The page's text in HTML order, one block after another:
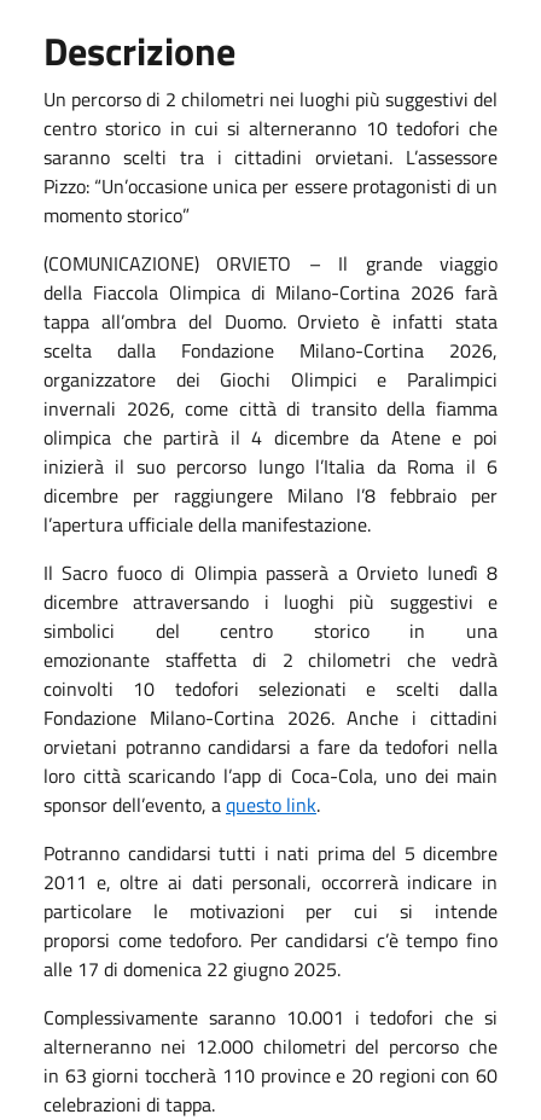
Descrizione
Un percorso di 2 chilometri nei luoghi più suggestivi del
centro storico in cui si alterneranno 10 tedofori che
saranno scelti tra i cittadini orvietani. L’assessore
Pizzo: “Un’occasione unica per essere protagonisti di un
momento storico”
(COMUNICAZIONE) ORVIETO – Il grande viaggio
della Fiaccola Olimpica di Milano-Cortina 2026 farà
tappa all’ombra del Duomo. Orvieto è infatti stata
scelta dalla Fondazione Milano-Cortina 2026,
organizzatore dei Giochi Olimpici e Paralimpici
invernali 2026, come città di transito della fiamma
olimpica che partirà il 4 dicembre da Atene e poi
inizierà il suo percorso lungo l’Italia da Roma il 6
dicembre per raggiungere Milano l’8 febbraio per
l’apertura ufficiale della manifestazione.
Il Sacro fuoco di Olimpia passerà a Orvieto lunedì 8
dicembre attraversando i luoghi più suggestivi e
simbolici del centro storico in una
emozionante staffetta di 2 chilometri che vedrà
coinvolti 10 tedofori selezionati e scelti dalla
Fondazione Milano-Cortina 2026. Anche i cittadini
orvietani potranno candidarsi a fare da tedofori nella
loro città scaricando l’app di Coca-Cola, uno dei main
sponsor dell’evento, aquesto link.
Potranno candidarsi tutti i nati prima del 5 dicembre
2011 e, oltre ai dati personali, occorrerà indicare in
particolare le motivazioni per cui si intende
proporsi come tedoforo. Per candidarsi c’è tempo fino
alle 17 di domenica 22 giugno 2025.
Complessivamente saranno 10.001 i tedofori che si
alterneranno nei 12.000 chilometri del percorso che
in 63 giorni toccherà 110 province e 20 regioni con 60
celebrazioni di tappa.